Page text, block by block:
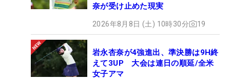
奈が受け止めた現実
2026年8月8日 (土) 10時30分 19
岩永杏奈が4強進出、準決勝は9H終
えて3UP 大会は連日の順延/全米
女子アマ